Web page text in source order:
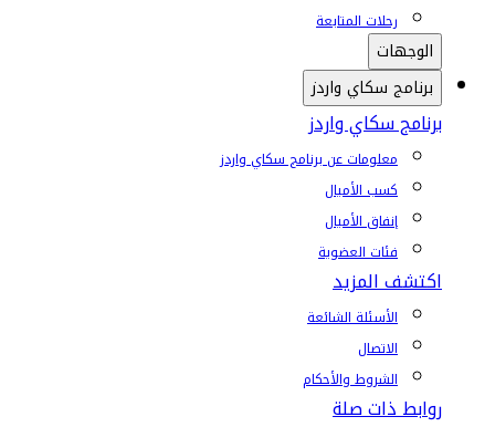
رحلات المتابعة
الوجهات
برنامج سكاي واردز
برنامج سكاي واردز
معلومات عن برنامج سكاي واردز
كسب الأميال
إنفاق الأميال
فئات العضوية
اكتشف المزيد
الأسئلة الشائعة
الاتصال
الشروط والأحكام
روابط ذات صلة